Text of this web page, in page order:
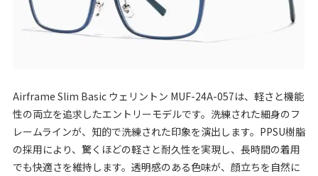
Airframe Slim Basic ウェリントン MUF-24A-057は、軽さと機能
性の両立を追求したエントリーモデルです。洗練された細身のフ
レームラインが、知的で洗練された印象を演出します。PPSU樹脂
の採用により、驚くほどの軽さと耐久性を実現し、長時間の着用
でも快適さを維持します。透明感のある色味が、顔立ちを自然に